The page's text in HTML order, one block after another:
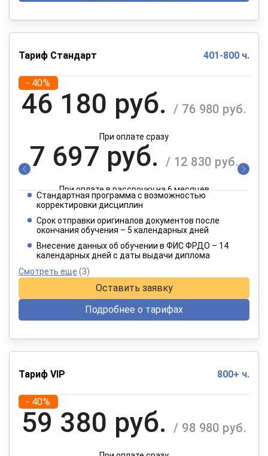
Тариф Стандарт 401-800 ч.
- 40%
46 180 руб. / 76 980 руб.
При оплате сразу
7 697 руб. / 12 830 руб.
При оплате в рассрочку на 6 месяцев
3 849 руб.
При оплате в рассрочку на 12 месяцев
Стандартная программа с возможностью
корректировки дисциплин
Срок отправки оригиналов документов после
окончания обучения – 5 календарных дней
Внесение данных об обучении в ФИС ФРДО – 14
календарных дней с даты выдачи диплома
Смотреть еще (3)
Оставить заявку
Подробнее о тарифах
Тариф VIP 800+ ч.
- 40%
59 380 руб. / 98 980 руб.